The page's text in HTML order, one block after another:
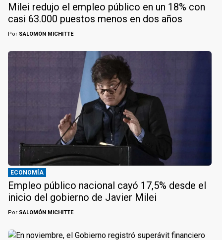
Milei redujo el empleo público en un 18% con
casi 63.000 puestos menos en dos años
Por SALOMÓN MICHITTE
ECONOMÍA
Empleo público nacional cayó 17,5% desde el
inicio del gobierno de Javier Milei
Por SALOMÓN MICHITTE